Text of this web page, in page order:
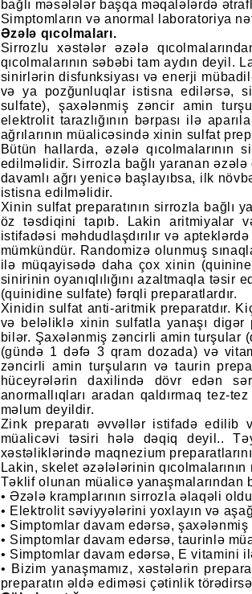
bağlı məsələlər başqa məqalələrdə
Simptomların və anormal laboratoriya
Əzələ qıcolmaları.
Sirrozlu xəstələr əzələ
qıcolmalarının səbəbi tam aydın
sinirlərin disfunksiyası və enerji
və ya pozğunluqlar istisna edilərsə,
sulfate), şaxələnmiş zəncir amin
elektrolit tarazlığının bərpası ilə
ağrılarının müalicəsində xinin sulfat
Bütün hallarda, əzələ qıcolmalarının
edilməlidir. Sirrozla bağlı yaranan
davamlı ağrı yenicə başlayıbsa, ilk
istisna edilməlidir.
Xinin sulfat preparatının sirrozla bağlı
öz təsdiqini tapıb. Lakin aritmiyalar
istifadəsi məhdudlaşdırılır və
mümkündür. Randomizə olunmuş
ilə müqayisədə daha çox xinin
sinirinin oyanıqlılığını azaltmaqla
(quinidine sulfate) fərqli preparatlardır.
Xinidin sulfat anti-aritmik preparatdır.
və beləliklə xinin sulfatla yanaşı digər
bilər. Şaxələnmiş zəncirli amin turşular
(gündə 1 dəfə 3 qram dozada) və
zəncirli amin turşuların və taurin
hüceyrələrin daxilində dövr edən
anormallıqları aradan qaldırmaq tez-
məlum deyildir.
Zink preparatı əvvəllər istifadə edilib
müalicəvi təsiri hələ dəqiq deyil..
xəstəliklərində maqnezium
Lakin, skelet əzələlərinin
Təklif olunan müalicə yanaşmalarından
• Əzələ kramplarının sirrozla əlaqəli
• Elektrolit səviyyələrini yoxlayın və
• Simptomlar davam edərsə,
• Simptomlar davam edərsə, taurinlə
• Simptomlar davam edərsə, E vitamini
• Bizim yanaşmamız, xəstələrin
preparatın əldə ediməsi çətinlik